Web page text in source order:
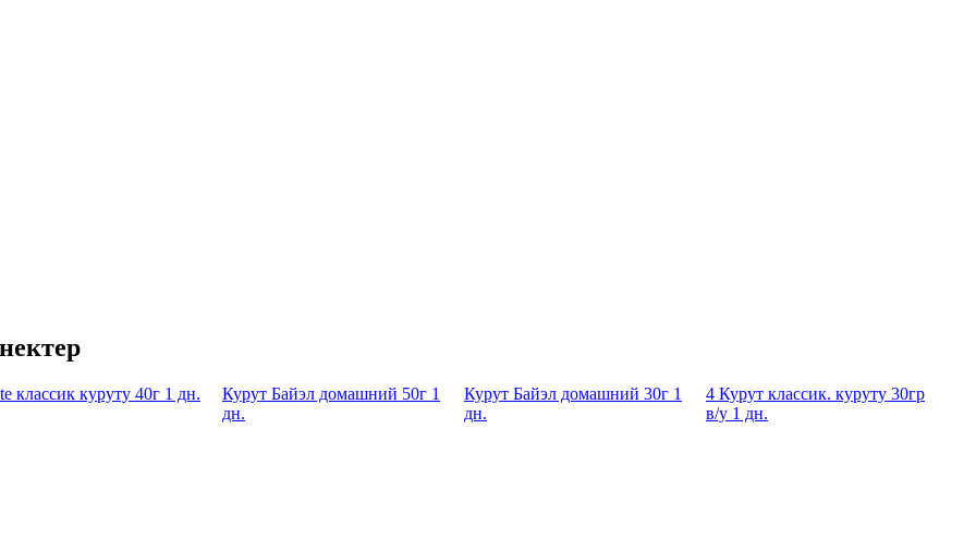
классик куруту 40г 1 дн.
Курут Байэл домашний 50г 1
дн.
Курут Байэл домашний 30г 1
дн.
4 Курут классик. куруту 30гр
в/у 1 дн.